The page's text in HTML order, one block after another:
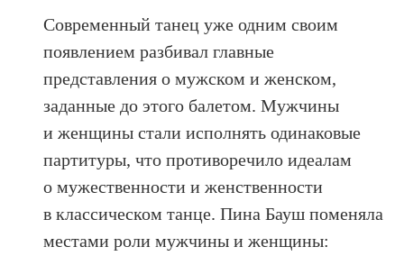
Cовременный танец уже одним своим
появлением разбивал главные
представления о мужском и женском,
заданные до этого балетом. Мужчины
и женщины стали исполнять одинаковые
партитуры, что противоречило идеалам
о мужественности и женственности
в классическом танце. Пина Бауш поменяла
местами роли мужчины и женщины: